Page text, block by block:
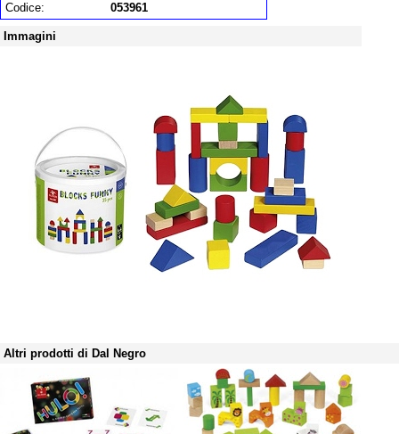
Codice:
053961
Immagini
Altri prodotti di Dal Negro